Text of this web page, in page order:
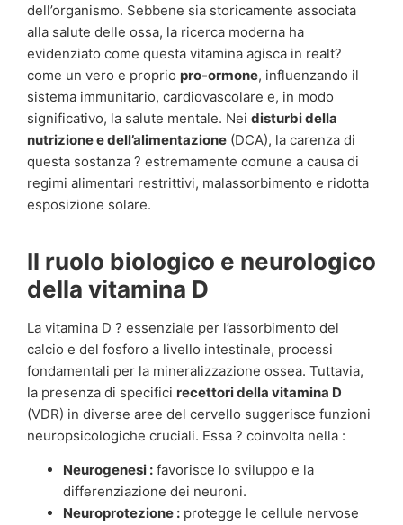
dell’organismo. Sebbene sia storicamente associata
alla salute delle ossa, la ricerca moderna ha
evidenziato come questa vitamina agisca in realt?
come un vero e proprio pro-ormone, influenzando il
sistema immunitario, cardiovascolare e, in modo
significativo, la salute mentale. Nei disturbi della
nutrizione e dell’alimentazione (DCA), la carenza di
questa sostanza ? estremamente comune a causa di
regimi alimentari restrittivi, malassorbimento e ridotta
esposizione solare.
Il ruolo biologico e neurologico
della vitamina D
La vitamina D ? essenziale per l’assorbimento del
calcio e del fosforo a livello intestinale, processi
fondamentali per la mineralizzazione ossea. Tuttavia,
la presenza di specifici recettori della vitamina D
(VDR) in diverse aree del cervello suggerisce funzioni
neuropsicologiche cruciali. Essa ? coinvolta nella :
Neurogenesi : favorisce lo sviluppo e la
differenziazione dei neuroni.
Neuroprotezione : protegge le cellule nervose